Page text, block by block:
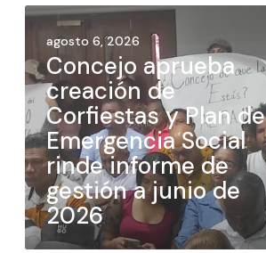
agosto 6, 2026
Concejo aprueba
creación de
Corfiestas y Plan de
Emergencia Social
rinde informe de
gestión a junio de
2026